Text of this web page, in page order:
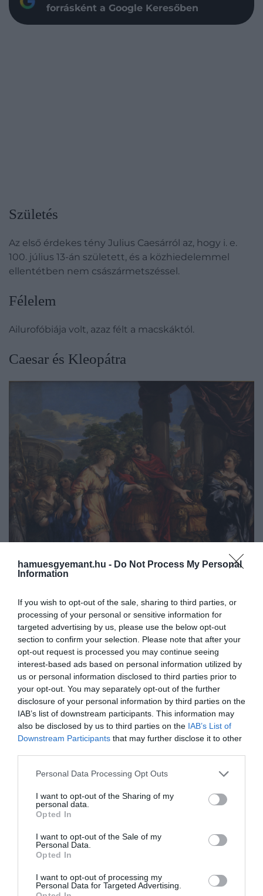
hamuesgyemant.hu - Do Not Process My Personal
Information
If you wish to opt-out of the sale, sharing to third parties, or
processing of your personal or sensitive information for
targeted advertising by us, please use the below opt-out
section to confirm your selection. Please note that after your
opt-out request is processed you may continue seeing
interest-based ads based on personal information utilized by
us or personal information disclosed to third parties prior to
your opt-out. You may separately opt-out of the further
disclosure of your personal information by third parties on the
IAB’s list of downstream participants. This information may
also be disclosed by us to third parties on the IAB’s List of
Downstream Participants that may further disclose it to other
Please note that this website/app uses one or more Google
not limited to your visit or usage behaviour. You may click to
grant or deny consent to Google and its third-party tags to
use your data for below specified purposes in below Google
consent section.
Personal Data Processing Opt Outs
I want to opt-out of the Sharing of my
personal data.
Opted In
I want to opt-out of the Sale of my
Personal Data.
Opted In
I want to opt-out of processing my
Personal Data for Targeted Advertising.
forrásként a Google Keresőben
Születés
Az első érdekes tény Julius Caesárról az, hogy i. e.
100. július 13-án született, és a közhiedelemmel
ellentétben nem császármetszéssel.
Félelem
Ailurofóbiája volt, azaz félt a macskáktól.
Caesar és Kleopátra
Caesar és Kleopátra
commons.wikimedia.org
Caesar nem vehette feleségülVII. Kleopátrát
a római törvények nem engedélyezték a
többnejűséget; Caesar ekkor mégCalpurniaférje
volt.
Megreformálta a római naptárt, és felváltotta a
Julián-naptárral. Ezt követően több mint 1600 évig
használtak a rómaiak, egészen addig, amíg azt fel
nem váltott a Gergely-naptár.
Halála